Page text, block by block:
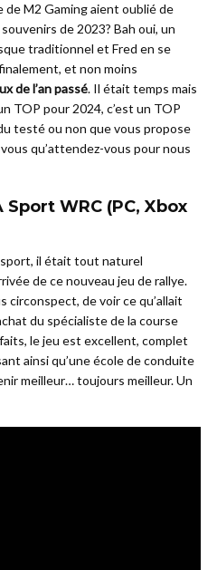
de M2 Gaming aient oublié de
de 2023? Bah oui, un
traditionnel et Fred en se
et non moins
de l’an passé. Il était temps mais
TOP pour 2024, c’est un TOP
testé ou non que vous propose
vous qu’attendez-vous pour nous
WRC (PC, Xbox
il était tout naturel
de ce nouveau jeu de rallye.
circonspect, de voir ce qu’allait
du spécialiste de la course
le jeu est excellent, complet
ainsi qu’une école de conduite
meilleur… toujours meilleur. Un